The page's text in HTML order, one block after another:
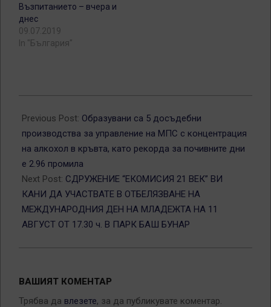
Възпитанието – вчера и
днес
09.07.2019
In "България"
08-
08
Previous Post: Образувани са 5 досъдебни
производства за управление на МПС с концентрация
на алкохол в кръвта, като рекорда за почивните дни
е 2.96 промила
Next Post: СДРУЖЕНИЕ “ЕКОМИСИЯ 21 ВЕК” ВИ
КАНИ ДА УЧАСТВАТЕ В ОТБЕЛЯЗВАНЕ НА
МЕЖДУНАРОДНИЯ ДЕН НА МЛАДЕЖТА НА 11
АВГУСТ ОТ 17.30 ч. В ПАРК БАШ БУНАР
ВАШИЯТ КОМЕНТАР
Трябва да влезете, за да публикувате коментар.